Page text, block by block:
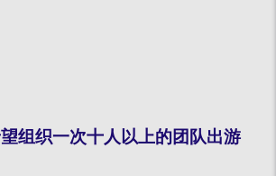
组织一次十人以上的团队出游